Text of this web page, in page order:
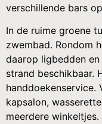
verschillende bars
In de ruime groene
zwembad. Rondom
daarop ligbedden
strand beschikbaar.
kapsalon,
meerdere